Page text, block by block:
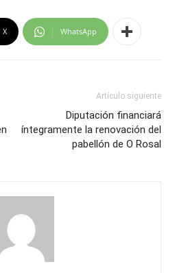
X WhatsApp
Artículo siguiente
Diputación financiará
íntegramente la renovación del
pabellón de O Rosal